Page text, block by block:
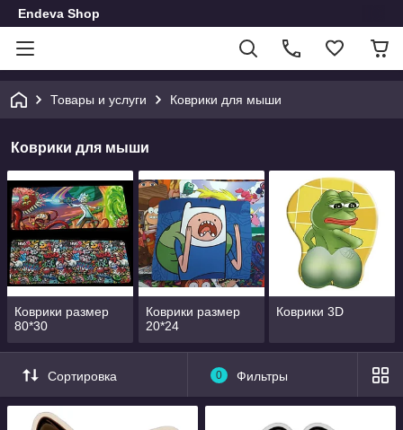
Endeva Shop
Товары и услуги Коврики для мыши
Коврики для мыши
Коврики размер
80*30
Коврики размер
20*24
Коврики 3D
Сортировка 0 Фильтры